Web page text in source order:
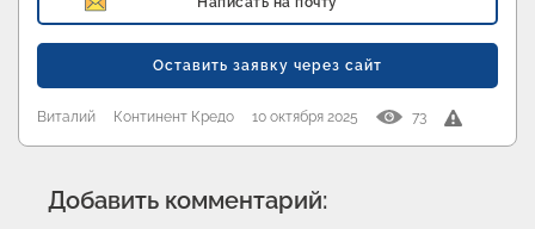
Оставить заявку через сайт
Виталий Континент Кредо 10 октября 2025 73
Добавить комментарий: